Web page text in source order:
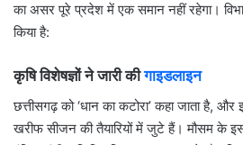
का असर पूरे प्रदेश में एक समान नहीं रहेगा।
किया है:
कृषि विशेषज्ञों ने जारी कीगाइडलाइन
छत्तीसगढ़ को ‘धान का कटोरा’ कहा जाता है,
खरीफ सीजन की तैयारियों में जुटे हैं। मौसम के